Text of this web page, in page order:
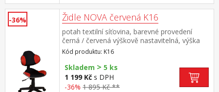
-36% Židle NOVA červená K16
potah textilní síťovina, barevné provedení
černá / červená výškově nastavitelná, výška
sedu 39-48 cm nastavitelná tuhost opěrky zad,
výška opěrky 45 cm doporučená nosnost do
100 kg
Kód produktu: K16
Skladem > 5 ks
1 199 Kč s DPH
-36% 1 895 Kč **